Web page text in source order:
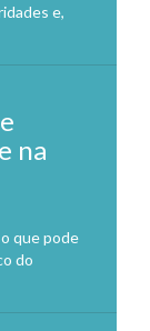
e,
na
que pode
do